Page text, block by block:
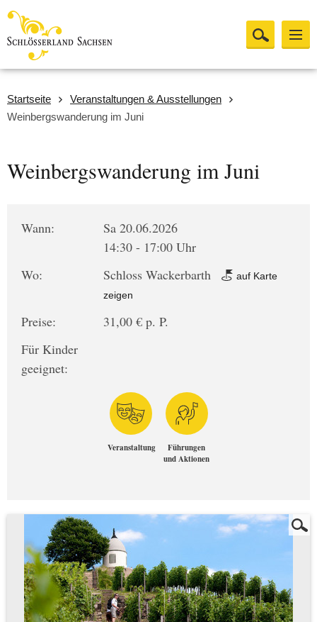
Startseite
Veranstaltungen & Ausstellungen
Weinbergswanderung im Juni
Weinbergswanderung im Juni
Wann:
Sa 20.06.2026
14:30 - 17:00 Uhr
Wo:
Schloss Wackerbarth
auf Karte
zeigen
Preise:
31,00 € p. P.
Für Kinder
geeignet:
Veranstaltung
Führungen
und Aktionen